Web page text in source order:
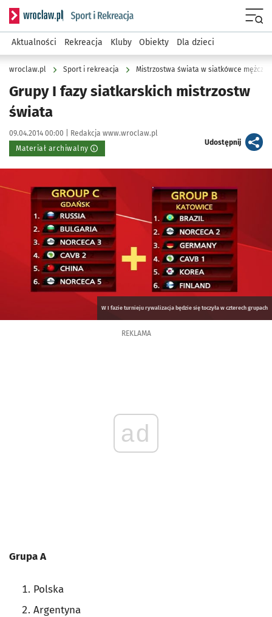
Serwis informacyjny wroclaw.pl podserwis: Sport i rekreacja
Aktualności Rekreacja Kluby Obiekty Dla dzieci
wroclaw.pl Sport i rekreacja Mistrzostwa świata w siatkówce
Grupy I fazy siatkarskich mistrzostw
świata
Data publikacji:
09.04.2014 00:00 | Autor:
Redakcja www.wroclaw.pl
Materiał archiwalny
Udostępnijartykuł
W I fazie turnieju rywalizacja będzie się toczyła w czterech grupach
REKLAMA
ad
Grupa A
Polska
Argentyna